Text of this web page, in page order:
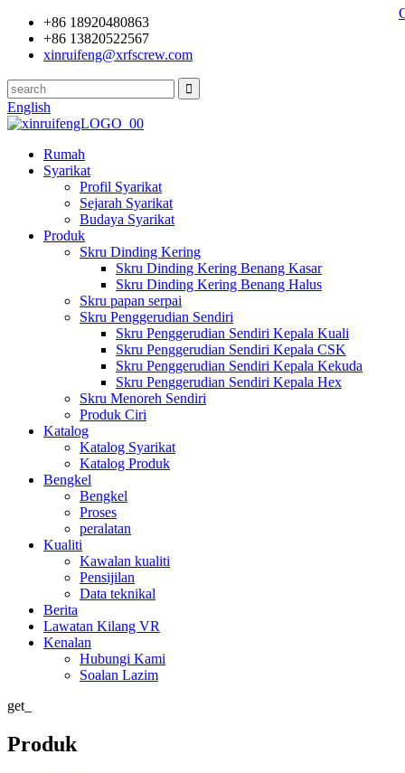
+86 18920480863
+86 13820522567
xinruifeng@xrfscrew.com
English
Rumah
Syarikat
Profil Syarikat
Sejarah Syarikat
Budaya Syarikat
Produk
Skru Dinding Kering
Skru Dinding Kering Benang Kasar
Skru Dinding Kering Benang Halus
Skru papan serpai
Skru Penggerudian Sendiri
Skru Penggerudian Sendiri Kepala Kuali
Skru Penggerudian Sendiri Kepala CSK
Skru Penggerudian Sendiri Kepala Kekuda
Skru Penggerudian Sendiri Kepala Hex
Skru Menoreh Sendiri
Produk Ciri
Katalog
Katalog Syarikat
Katalog Produk
Bengkel
Bengkel
Proses
peralatan
Kualiti
Kawalan kualiti
Pensijilan
Data teknikal
Berita
Lawatan Kilang VR
Kenalan
Hubungi Kami
Soalan Lazim
get_
Produk